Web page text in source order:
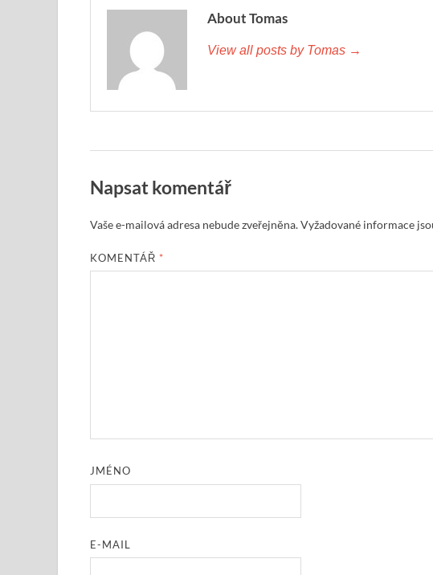
About Tomas
View all posts by Tomas →
Napsat komentář
Vaše e-mailová adresa nebude zveřejněna.Vyžadované informace
KOMENTÁŘ *
JMÉNO
E-MAIL